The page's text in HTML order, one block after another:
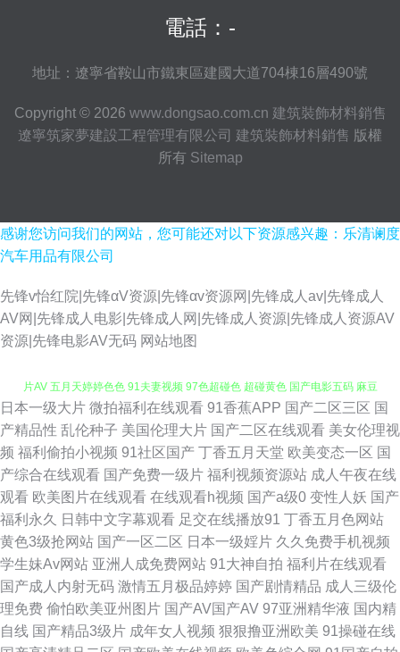
電話：-
地址：遼寧省鞍山市鐵東區建國大道704棟16層490號
Copyright © 2026 www.dongsao.com.cn 建筑裝飾材料銷售
遼寧筑家夢建設工程管理有限公司 建筑裝飾材料銷售 版權
所有 Sitemap
感谢您访问我们的网站，您可能还对以下资源感兴趣：乐清谰度
汽车用品有限公司
先锋v怡红院|先锋αV资源|先锋αv资源网|先锋成人av|先锋成人
AV网|先锋成人电影|先锋成人网|先锋成人资源|先锋成人资源AV
资源|先锋电影AV无码 网站地图
狠狠撸在线网站 四虎永久蜜 福利导航在线 老司机色色 人人爱超碰 日韩三级
片AV 五月天婷婷色色 91夫妻视频 97色超碰色 超碰黄色 国产电影五码 麻豆
h片 日韩AV网页 亚洲无码卡1 ab片免费观看 国产系列中文 欧美变态一区 AA
性爱免费看 国产AV自拍网 狼人综合AV 欧美亚州国产 少妇午夜电影 亚洲男
人影院 69日韩在线黑料 Av夜福利 精品在线岛女视频 欧美伊人日逼视频 日韩
欧美亚洲成人 婷婷五月份尹色 在线看视频污 99操比 丁香五月天啪啪 九九黄
日本一级大片 微拍福利在线观看 91香蕉APP 国产二区三区 国
产精品性 乱伦种子 美国伦理大片 国产二区在线观看 美女伦理视
频 福利偷拍小视频 91社区国产 丁香五月天堂 欧美变态一区 国
产综合在线观看 国产免费一级片 福利视频资源站 成人午夜在线
观看 欧美图片在线观看 在线观看h视频 国产a级0 变性人妖 国产
福利永久
日韩中文字幕观看 足交在线播放91 丁香五月色网站
黄色3级抢网站 国产一区二区 日本一级婬片 久久免费手机视频
学生妹Av网站 亚洲人成免费网站 91大神自拍 福利片在线观看
国产成人内射无码 激情五月极品婷婷 国产剧情精品 成人三级伦
理免费 偷怕欧美亚州图片 国产AV国产AV 97亚洲精华液 国内精
自线 国产精品3级片 成年女人视频 狠狠撸亚洲欧美 91操碰在线